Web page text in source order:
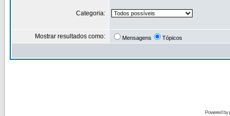
Categoria:
Mostrar resultados como: Mensagens Tópicos
Powered by